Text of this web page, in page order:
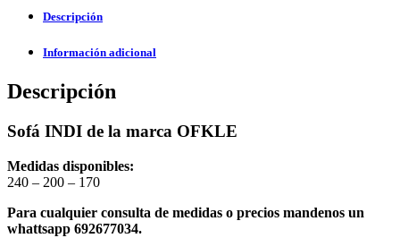
Descripción
Información adicional
Descripción
Sofá INDI de la marca OFKLE
Medidas disponibles:
240 – 200 – 170
Para cualquier consulta de medidas o precios mandenos un
whattsapp 692677034.